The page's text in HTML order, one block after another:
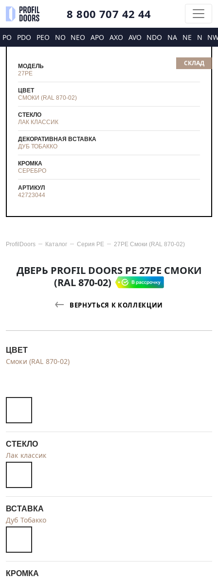
8 800 707 42 44
PO PDO PEO NO NEO APO AXO AVO NDO NA NE N
СКЛАД
МОДЕЛЬ
27PE
ЦВЕТ
СМОКИ (RAL 870-02)
СТЕКЛО
ЛАК КЛАССИК
ДЕКОРАТИВНАЯ ВСТАВКА
ДУБ ТОБАККО
КРОМКА
СЕРЕБРО
АРТИКУЛ
42723044
ProfilDoors Каталог Серия PE 27PE Смоки (RAL 870-02)
ДВЕРЬ PROFIL DOORS PE 27PE СМОКИ
(RAL 870-02)
ВЕРНУТЬСЯ К КОЛЛЕКЦИИ
ЦВЕТ
Смоки (RAL 870-02)
СТЕКЛО
Лак классик
ВСТАВКА
Дуб Тобакко
КРОМКА